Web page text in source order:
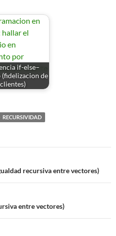
if-else–
(fidelizacion de
clientes)
RECURSIVIDAD
recursiva entre vectores)
entre vectores)